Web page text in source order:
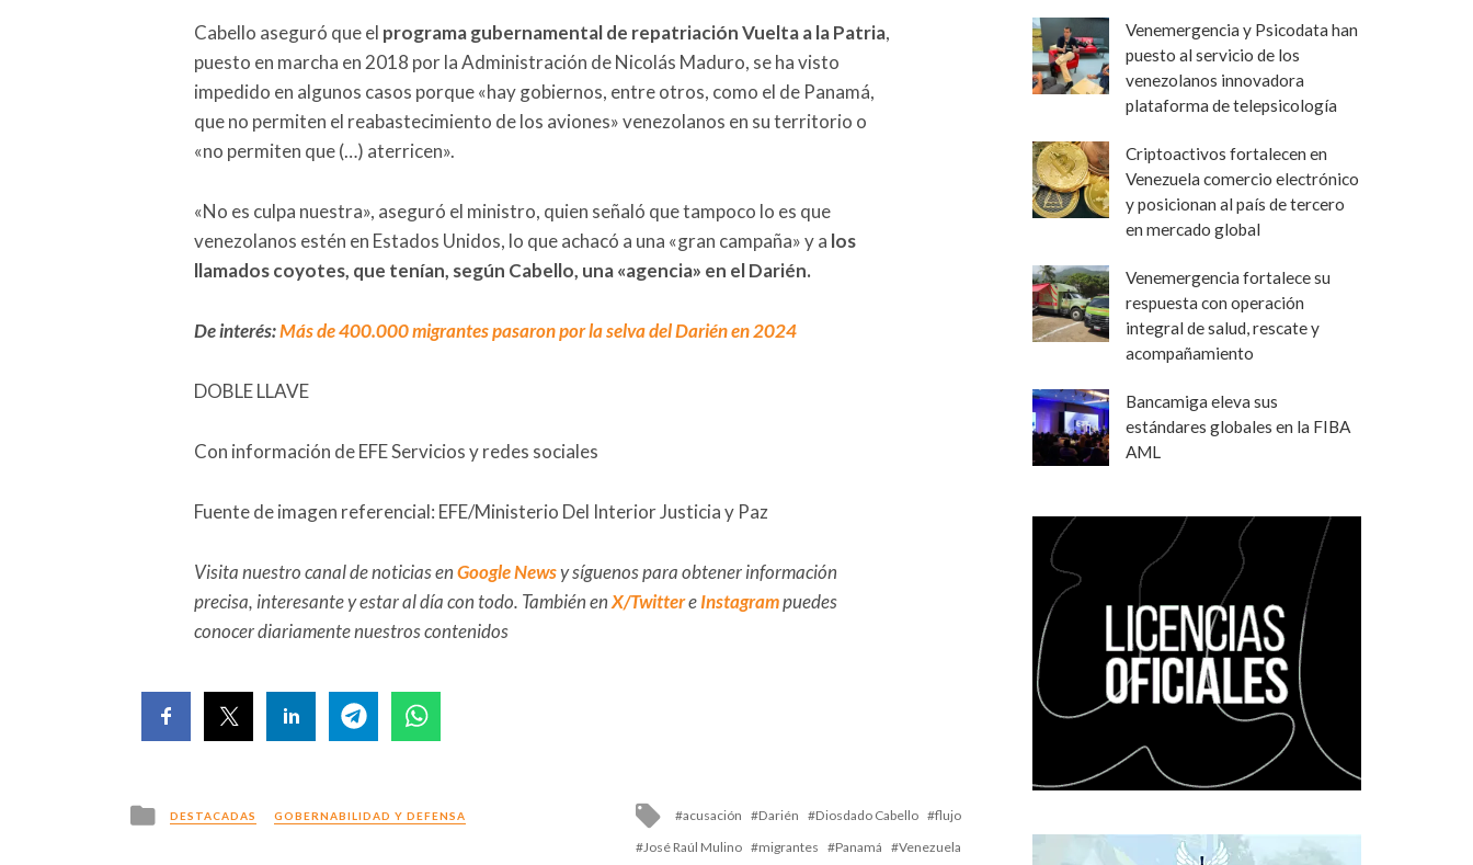
Cabello aseguró que el programa gubernamental de repatriación Vuelta a la Patria,
puesto en marcha en 2018 por la Administración de Nicolás Maduro, se ha visto
impedido en algunos casos porque «hay gobiernos, entre otros, como el de Panamá,
que no permiten el reabastecimiento de los aviones» venezolanos en su territorio o
«no permiten que (…) aterricen».
«No es culpa nuestra», aseguró el ministro, quien señaló que tampoco lo es que
venezolanos estén en Estados Unidos, lo que achacó a una «gran campaña» y a los
llamados coyotes, que tenían, según Cabello, una «agencia» en el Darién.
De interés:Más de 400.000 migrantes pasaron por la selva del Darién en 2024
DOBLE LLAVE
Con información de EFE Servicios y redes sociales
Fuente de imagen referencial: EFE/Ministerio Del Interior Justicia y Paz
Visita nuestro canal de noticias enGoogle Newsy síguenos para obtener información
precisa, interesante y estar al día con todo. También enX/TwittereInstagrampuedes
conocer diariamente nuestros contenidos
Posted
in
DESTACADAS GOBERNABILIDAD Y DEFENSA
Tagged
with
acusación Darién Diosdado Cabello
flujo
José Raúl Mulino
migrantes Panamá Venezuela
Venemergencia y Psicodata han
puesto al servicio de los
venezolanos innovadora
plataforma de telepsicología
Criptoactivos fortalecen en
Venezuela comercio electrónico
y posicionan al país de tercero
en mercado global
Venemergencia fortalece su
respuesta con operación
integral de salud, rescate y
acompañamiento
Bancamiga eleva sus
estándares globales en la FIBA
AML